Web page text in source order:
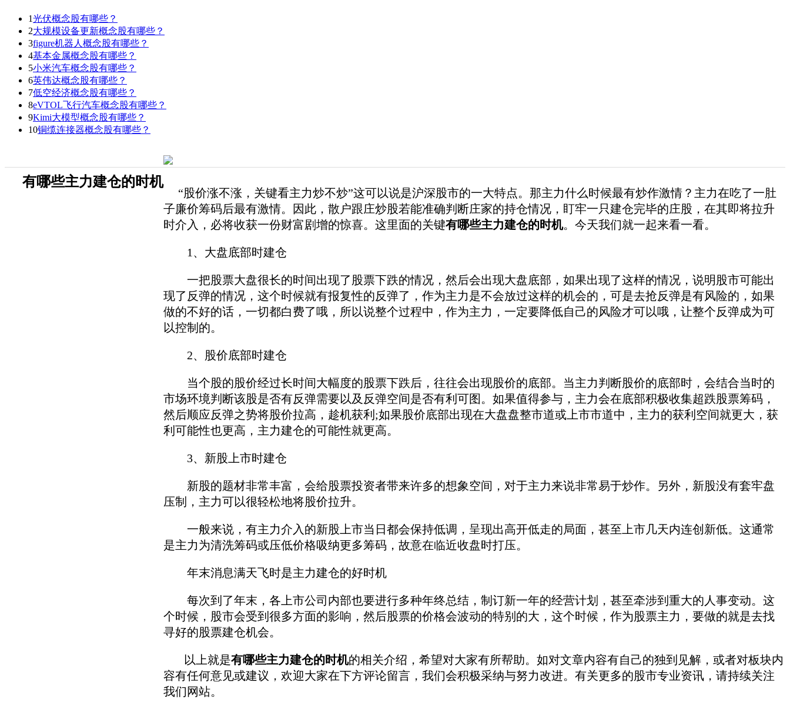
1光伏概念股有哪些？
2大规模设备更新概念股有哪些？
3figure机器人概念股有哪些？
4基本金属概念股有哪些？
5小米汽车概念股有哪些？
6英伟达概念股有哪些？
7低空经济概念股有哪些？
8eVTOL飞行汽车概念股有哪些？
9Kimi大模型概念股有哪些？
10铜缆连接器概念股有哪些？
有哪些主力建仓的时机
“股价涨不涨，关键看主力炒不炒”这可以说是沪深股市的一大特点。那主力什么时候最有炒作激情？主力在吃了一肚
子廉价筹码后最有激情。因此，散户跟庄炒股若能准确判断庄家的持仓情况，盯牢一只建仓完毕的庄股，在其即将拉升
时介入，必将收获一份财富剧增的惊喜。这里面的关键有哪些主力建仓的时机。今天我们就一起来看一看。
1、大盘底部时建仓
一把股票大盘很长的时间出现了股票下跌的情况，然后会出现大盘底部，如果出现了这样的情况，说明股市可能出
现了反弹的情况，这个时候就有报复性的反弹了，作为主力是不会放过这样的机会的，可是去抢反弹是有风险的，如果
做的不好的话，一切都白费了哦，所以说整个过程中，作为主力，一定要降低自己的风险才可以哦，让整个反弹成为可
以控制的。
2、股价底部时建仓
当个股的股价经过长时间大幅度的股票下跌后，往往会出现股价的底部。当主力判断股价的底部时，会结合当时的
市场环境判断该股是否有反弹需要以及反弹空间是否有利可图。如果值得参与，主力会在底部积极收集超跌股票筹码，
然后顺应反弹之势将股价拉高，趁机获利;如果股价底部出现在大盘盘整市道或上市市道中，主力的获利空间就更大，获
利可能性也更高，主力建仓的可能性就更高。
3、新股上市时建仓
新股的题材非常丰富，会给股票投资者带来许多的想象空间，对于主力来说非常易于炒作。另外，新股没有套牢盘
压制，主力可以很轻松地将股价拉升。
一般来说，有主力介入的新股上市当日都会保持低调，呈现出高开低走的局面，甚至上市几天内连创新低。这通常
是主力为清洗筹码或压低价格吸纳更多筹码，故意在临近收盘时打压。
年末消息满天飞时是主力建仓的好时机
每次到了年末，各上市公司内部也要进行多种年终总结，制订新一年的经营计划，甚至牵涉到重大的人事变动。这
个时候，股市会受到很多方面的影响，然后股票的价格会波动的特别的大，这个时候，作为股票主力，要做的就是去找
寻好的股票建仓机会。
以上就是有哪些主力建仓的时机的相关介绍，希望对大家有所帮助。如对文章内容有自己的独到见解，或者对板块内
容有任何意见或建议，欢迎大家在下方评论留言，我们会积极采纳与努力改进。有关更多的股市专业资讯，请持续关注
我们网站。